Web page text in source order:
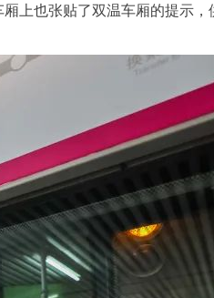
也张贴了双温车厢的提示，